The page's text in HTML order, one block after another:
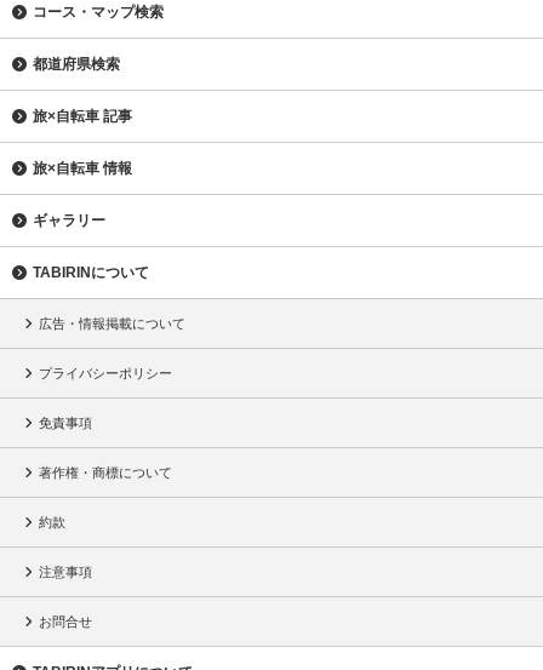
コース・マップ検索
都道府県検索
旅×自転車 記事
旅×自転車 情報
ギャラリー
TABIRINについて
広告・情報掲載について
プライバシーポリシー
免責事項
著作権・商標について
約款
注意事項
お問合せ